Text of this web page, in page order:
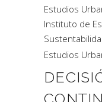
Estudios
Instituto de
Estudios